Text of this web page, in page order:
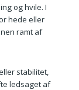
og hvile. I
hede eller
ramt af
stabilitet,
ledsaget af